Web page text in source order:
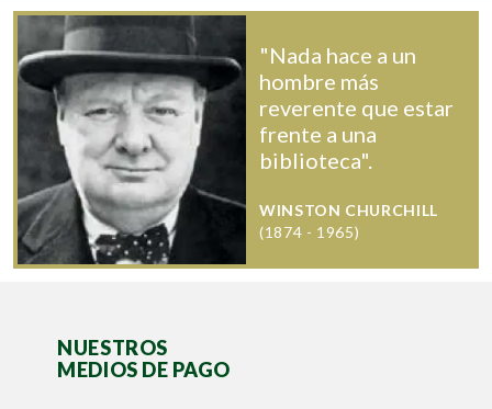
"Nada hace a un
hombre más
reverente que estar
frente a una
biblioteca".
WINSTON CHURCHILL
(1874 - 1965)
NUESTROS
MEDIOS DE PAGO